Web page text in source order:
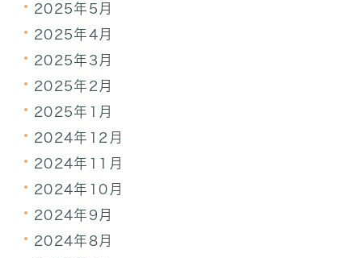
2025年5月
2025年4月
2025年3月
2025年2月
2025年1月
2024年12月
2024年11月
2024年10月
2024年9月
2024年8月